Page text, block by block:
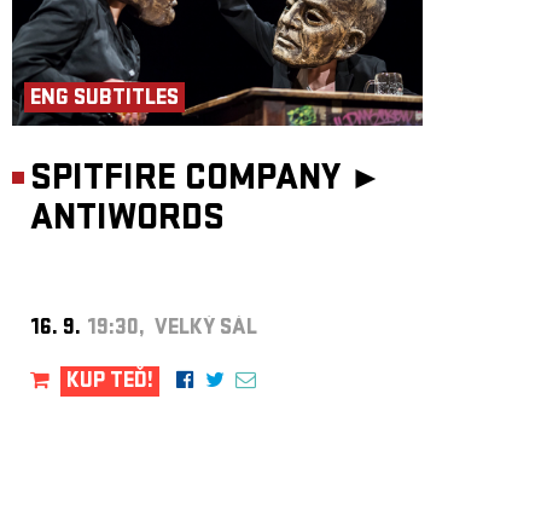
ENG SUBTITLES
SPITFIRE COMPANY ►
ANTIWORDS
16. 9. 19:30, VELKÝ SÁL
KUP TEĎ!